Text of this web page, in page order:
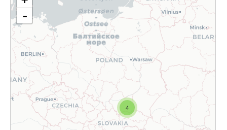
4
-